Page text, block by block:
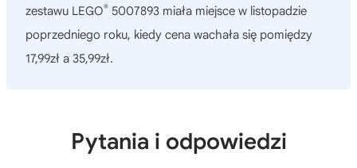
zestawu LEGO® 5007893 miała miejsce w listopadzie
poprzedniego roku, kiedy cena wachała się pomiędzy
17,99zł a 35,99zł.
Pytania i odpowiedzi